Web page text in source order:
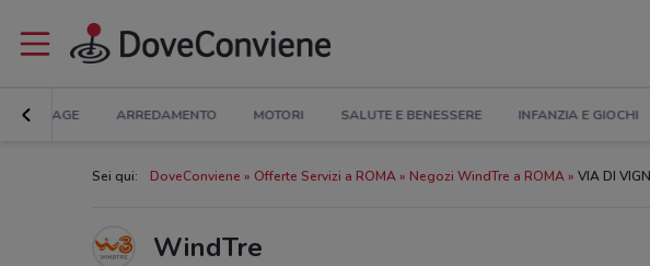
BRICOLAGE ARREDAMENTO MOTORI SALUTE E BENESSERE INFANZIA E GIOCHI
Sei qui: DoveConviene Offerte Servizi a ROMA Negozi WindTre a ROMA VIA DI
WindTre